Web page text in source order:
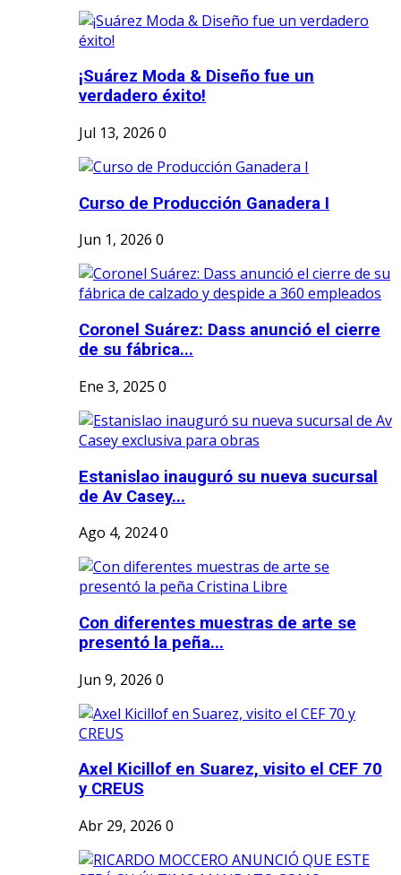
¡Suárez Moda & Diseño fue un
verdadero éxito!
Jul 13, 2026 0
Curso de Producción Ganadera I
Jun 1, 2026 0
Coronel Suárez: Dass anunció el cierre
de su fábrica...
Ene 3, 2025 0
Estanislao inauguró su nueva sucursal
de Av Casey...
Ago 4, 20240
Con diferentes muestras de arte se
presentó la peña...
Jun 9, 2026 0
Axel Kicillof en Suarez, visito el CEF 70
y CREUS
Abr 29, 2026 0